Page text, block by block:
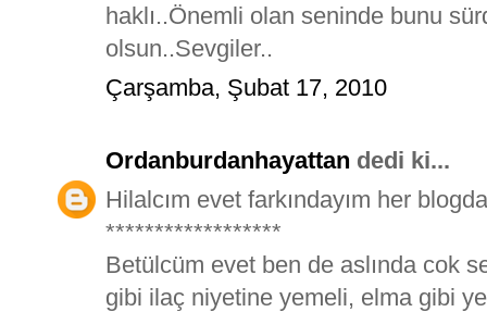
haklı..Önemli olan seninde bunu
olsun..Sevgiler..
Çarşamba, Şubat 17, 2010
Ordanburdanhayattan dedi ki...
Hilalcım evet farkındayım her
******************
Betülcüm evet ben de aslında cok
gibi ilaç niyetine yemeli, elma gibi